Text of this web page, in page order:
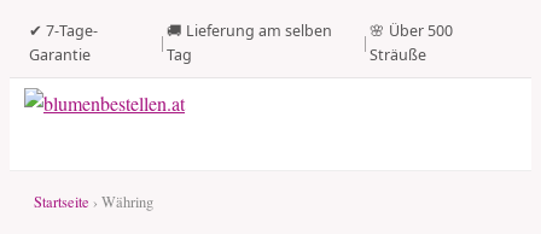
✔ 7-Tage-
Garantie
|
🚚 Lieferung am selben
Tag
|
🌸 Über 500
Sträuße
Startseite › Währing